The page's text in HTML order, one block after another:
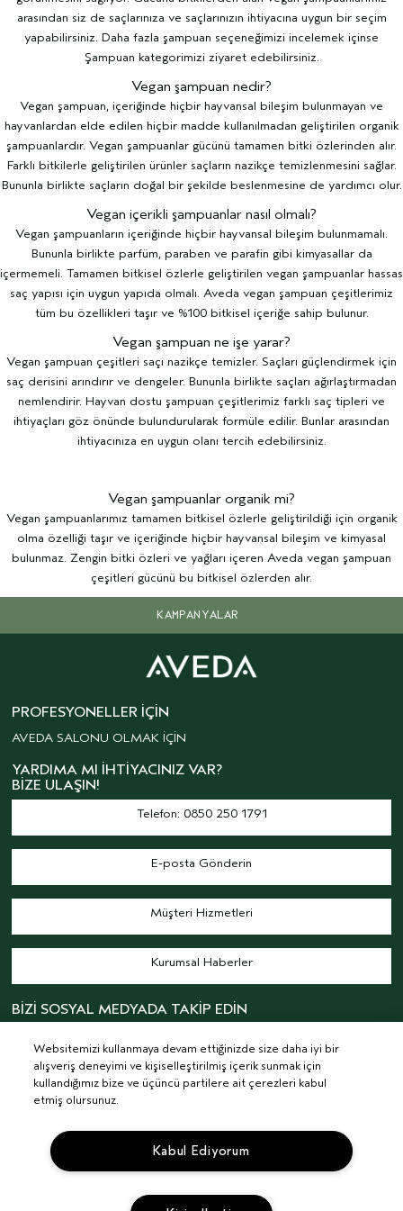
arasından siz de saçlarınıza ve saçlarınızın ihtiyacına uygun bir seçim
yapabilirsiniz. Daha fazla şampuan seçeneğimizi incelemek içinse
Şampuan kategorimizi ziyaret edebilirsiniz.
Vegan şampuan nedir?
Vegan şampuan, içeriğinde hiçbir hayvansal bileşim bulunmayan ve
hayvanlardan elde edilen hiçbir madde kullanılmadan geliştirilen organik
şampuanlardır. Vegan şampuanlar gücünü tamamen bitki özlerinden alır.
Farklı bitkilerle geliştirilen ürünler saçların nazikçe temizlenmesini sağlar.
Bununla birlikte saçların doğal bir şekilde beslenmesine de yardımcı olur.
Vegan içerikli şampuanlar nasıl olmalı?
Vegan şampuanların içeriğinde hiçbir hayvansal bileşim bulunmamalı.
Bununla birlikte parfüm, paraben ve parafin gibi kimyasallar da
içermemeli. Tamamen bitkisel özlerle geliştirilen vegan şampuanlar hassas
saç yapısı için uygun yapıda olmalı. Aveda vegan şampuan çeşitlerimiz
tüm bu özellikleri taşır ve %100 bitkisel içeriğe sahip bulunur.
Vegan şampuan ne işe yarar?
Vegan şampuan çeşitleri saçı nazikçe temizler. Saçları güçlendirmek için
saç derisini arındırır ve dengeler. Bununla birlikte saçları ağırlaştırmadan
nemlendirir. Hayvan dostu şampuan çeşitlerimiz farklı saç tipleri ve
ihtiyaçları göz önünde bulundurularak formüle edilir. Bunlar arasından
ihtiyacınıza en uygun olanı tercih edebilirsiniz.
Vegan şampuanlar organik mi?
Vegan şampuanlarımız tamamen bitkisel özlerle geliştirildiği için organik
olma özelliği taşır ve içeriğinde hiçbir hayvansal bileşim ve kimyasal
bulunmaz. Zengin bitki özleri ve yağları içeren Aveda vegan şampuan
çeşitleri gücünü bu bitkisel özlerden alır.
KAMPANYALAR
PROFESYONELLER İÇIN
AVEDA SALONU OLMAK İÇİN
YARDIMA MI İHTIYACINIZ VAR?
BIZE ULAŞIN!
Telefon: 0850 250 1791
E-posta Gönderin
Müşteri Hizmetleri
Kurumsal Haberler
BİZİ SOSYAL MEDYADA TAKİP EDİN
© AVEDA CORP. ŞARTLAR & KOŞULLARGIZLILIK POLITIKASI
İLGI ALANINA DAYALI REKLAMLARKVKK AYDINLATMA METNİ
KARIYERSITE ÇEREZLERINI YÖNET
Websitemizi kullanmaya devam ettiğinizde size daha iyi bir
alışveriş deneyimi ve kişiselleştirilmiş içerik sunmak için
kullandığımız bize ve üçüncü partilere ait çerezleri kabul
etmiş olursunuz.
Kabul Ediyorum